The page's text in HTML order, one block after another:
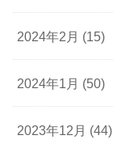
2024年2月 (15)
2024年1月 (50)
2023年12月 (44)